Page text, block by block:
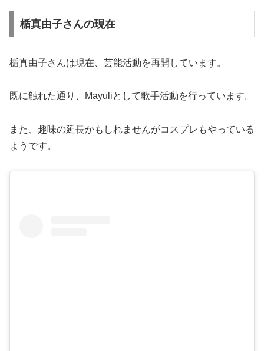
楯真由子さんの現在
楯真由子さんは現在、芸能活動を再開しています。
既に触れた通り、Mayuliとして歌手活動を行っています。
また、趣味の延長かもしれませんがコスプレもやっている
ようです。